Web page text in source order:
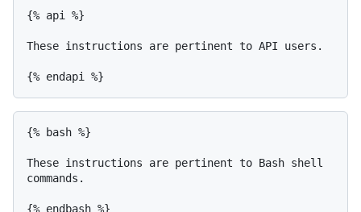
{% api %}
These instructions are pertinent to API users.
{% bash %}
These instructions are pertinent to Bash shell
commands.